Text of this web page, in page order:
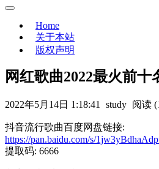
Home
关于本站
版权声明
网红歌曲2022最火前十
2022年5月14日 1:18:41 study 阅读
抖音流行歌曲百度网盘链接:
https://pan.baidu.com/s/
提取码: 6666